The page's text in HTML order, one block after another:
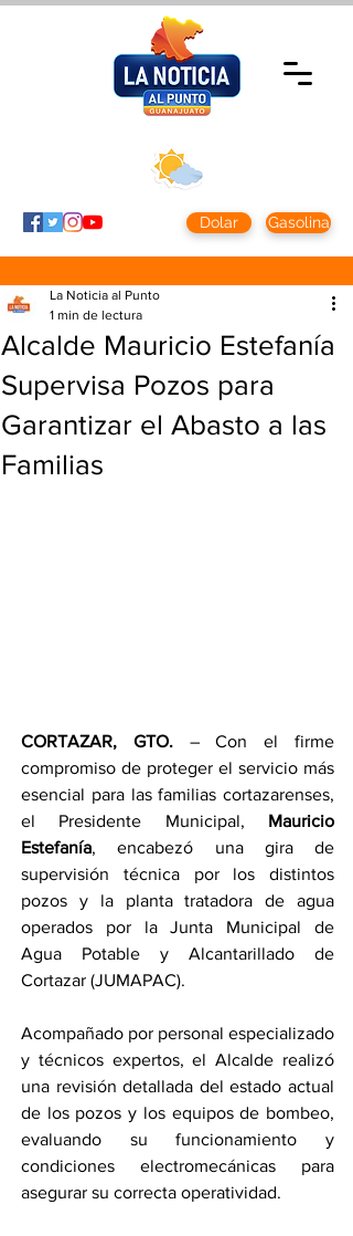
Dolar Gasolina
Alcalde Mauricio Estefanía
Supervisa Pozos para
Garantizar el Abasto a las
Familias
La Noticia al Punto
1 min de lectura
CORTAZAR, GTO. – Con el firme
compromiso de proteger el servicio más
esencial para las familias cortazarenses,
el Presidente Municipal, Mauricio
Estefanía, encabezó una gira de
supervisión técnica por los distintos
pozos y la planta tratadora de agua
operados por la Junta Municipal de
Agua Potable y Alcantarillado de
Cortazar (JUMAPAC).
Acompañado por personal especializado
y técnicos expertos, el Alcalde realizó
una revisión detallada del estado actual
de los pozos y los equipos de bombeo,
evaluando su funcionamiento y
condiciones electromecánicas para
asegurar su correcta operatividad.